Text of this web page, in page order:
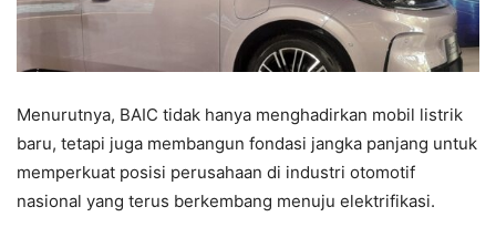
Menurutnya, BAIC tidak hanya menghadirkan mobil listrik
baru, tetapi juga membangun fondasi jangka panjang untuk
memperkuat posisi perusahaan di industri otomotif
nasional yang terus berkembang menuju elektrifikasi.